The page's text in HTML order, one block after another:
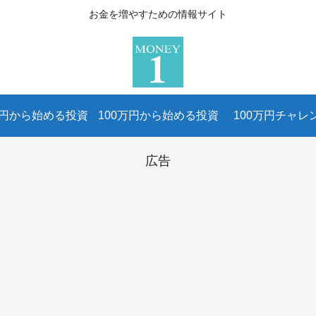
お金を増やすための情報サイト
から始める投資 100万円から始める投資 100万円チャレ
広告